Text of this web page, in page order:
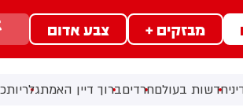
מבזקים + צבע אדום
חדשות בעולםחרדיםברוך דיין האמתגלריות